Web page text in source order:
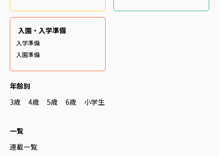
入園・入学準備
入学準備
入園準備
年齢別
3歳
4歳 5歳 6歳 小学生
一覧
連載一覧